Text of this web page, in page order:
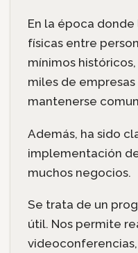
En la época
físicas entre
mínimos
miles de
mantenerse
Además, ha sido
implementación
muchos negocios.
Se trata de un
útil. Nos permite